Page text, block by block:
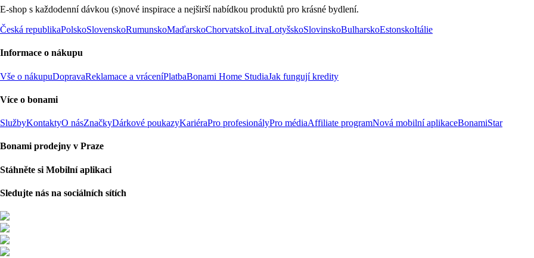
E-shop s každodenní dávkou (s)nové inspirace a nejširší nabídkou produktů pro krásné bydlení.
Česká republikaPolskoSlovenskoRumunskoMaďarskoChorvatskoLitvaLotyšskoSlovinskoBulharskoEstonskoItálie
Informace o nákupu
Vše o nákupuDopravaReklamace a vráceníPlatbaBonami Home StudiaJak fungují kredity
Více o bonami
SlužbyKontaktyO násZnačkyDárkové poukazyKariéraPro profesionályPro médiaAffiliate programNová mobilní aplikaceBonamiStar
Bonami prodejny v Praze
Stáhněte si Mobilní aplikaci
Sledujte nás na sociálních sítích